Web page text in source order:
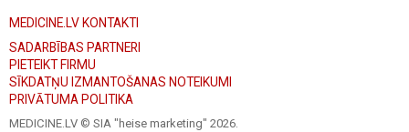
MEDICINE.LV KONTAKTI
SADARBĪBAS PARTNERI
PIETEIKT FIRMU
SĪKDATŅU IZMANTOŠANAS NOTEIKUMI
PRIVĀTUMA POLITIKA
MEDICINE.LV © SIA "heise marketing" 2026.